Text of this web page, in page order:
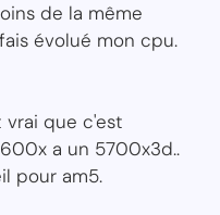
de la même
évolué mon cpu.
vrai que c'est
a un 5700x3d..
pour am5.